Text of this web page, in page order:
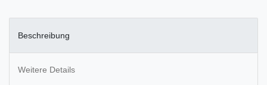
Beschreibung
Weitere Details